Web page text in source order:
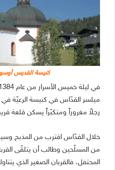
كنيسة القديس
ميلسر القدّاس في كنيسة الرعيّة في
رجلاً مغروراً ومتكبّراً يسكن قلعة
خلال القدّاس اقترب من المذبح
من المسلّحين وطالب أن يتلقّى
المحتفل، فالقربان الصغير الذي